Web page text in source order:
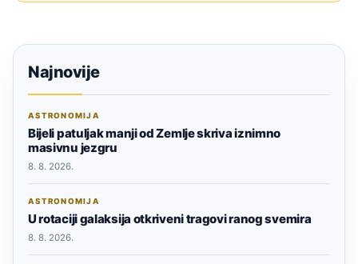
Najnovije
ASTRONOMIJA
Bijeli patuljak manji od Zemlje skriva iznimno
masivnu jezgru
8. 8. 2026.
ASTRONOMIJA
U rotaciji galaksija otkriveni tragovi ranog svemira
8. 8. 2026.